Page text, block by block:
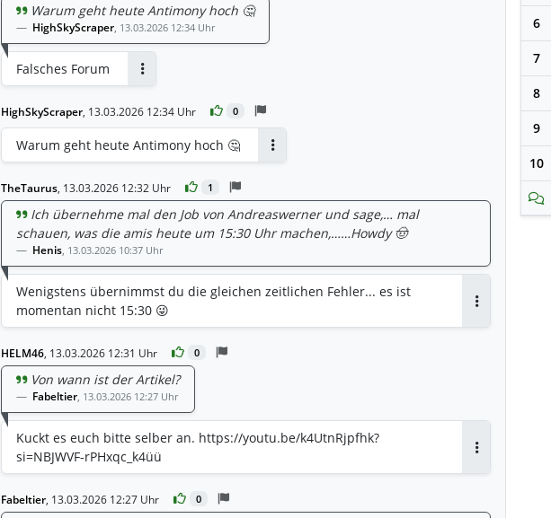
Warum geht heute Antimony hoch 🤔
HighSkyScraper, 13.03.2026 12:34 Uhr
Falsches Forum
HighSkyScraper, 13.03.2026 12:34 Uhr 0
Warum geht heute Antimony hoch 🤔
TheTaurus, 13.03.2026 12:32 Uhr 1
Ich übernehme mal den Job von Andreaswerner und sage,… mal
schauen, was die amis heute um 15:30 Uhr machen,……Howdy 🤠
Henis, 13.03.2026 10:37 Uhr
Wenigstens übernimmst du die gleichen zeitlichen Fehler... es ist
momentan nicht 15:30 😜
HELM46, 13.03.2026 12:31 Uhr 0
Von wann ist der Artikel?
Fabeltier, 13.03.2026 12:27 Uhr
Kuckt es euch bitte selber an. https://youtu.be/k4UtnRjpfhk?
si=NBJWVF-rPHxqc_k4üü
Fabeltier, 13.03.2026 12:27 Uhr 0
6
7
8
9
10